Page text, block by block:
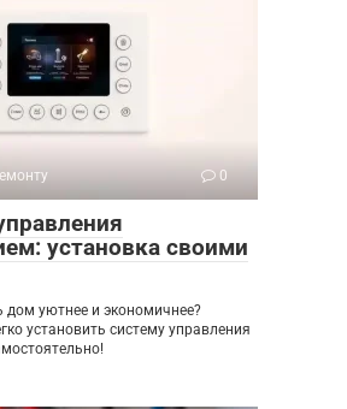
0
установка своими
дом уютнее и экономичнее?
установить систему управления